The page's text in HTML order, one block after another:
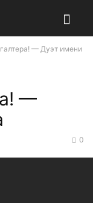
— Дуэт имени
—
0